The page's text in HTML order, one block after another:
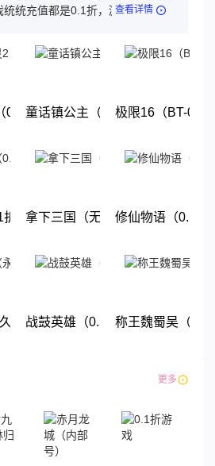
统充值都是0.1折，游戏上线就
查看详情
0.1折送超梦）
童话镇公主（0.1折）
下载
极限16（BT-0.1
下载
折送60万工资）
拿下三国（无限抽奖0.1折）
下载
修仙物语（0.1折
下载
0.1折）
战鼓英雄（0.1折送超赛小队）
称王魏蜀吴（0.1
更多